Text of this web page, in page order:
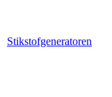
Stikstofgeneratoren